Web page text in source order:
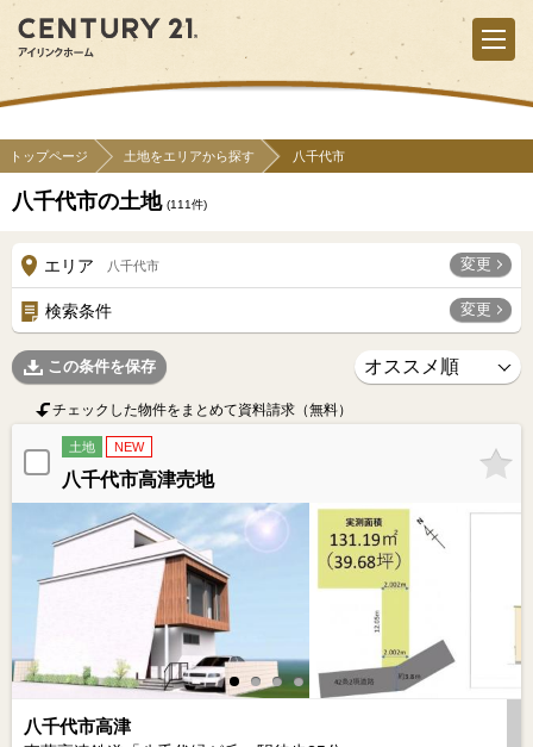
トップページ 土地をエリアから探す 八千代市
八千代市の土地 (111件)
エリア 八千代市 変更
検索条件 変更
この条件を保存
チェックした物件をまとめて資料請求（無料）
土地 NEW
八千代市高津売地
八千代市高津